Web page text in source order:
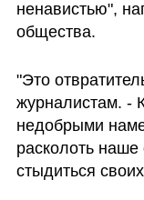
ненавистью",
общества.
"Это
журналистам. -
недобрыми
расколоть
стыдиться